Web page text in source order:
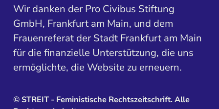
Wir danken der Pro Civibus Stiftung
GmbH, Frankfurt am Main, und dem
Frauenreferat der Stadt Frankfurt am Main
für die finanzielle Unterstützung, die uns
ermöglichte, die Website zu erneuern.
© STREIT - Feministische Rechtszeitschrift. Alle